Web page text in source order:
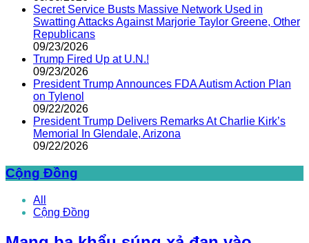
Secret Service Busts Massive Network Used in
Swatting Attacks Against Marjorie Taylor Greene, Other
Republicans
09/23/2026
Trump Fired Up at U.N.!
09/23/2026
President Trump Announces FDA Autism Action Plan
on Tylenol
09/22/2026
President Trump Delivers Remarks At Charlie Kirk’s
Memorial In Glendale, Arizona
09/22/2026
Cộng Đồng
All
Cộng Đồng